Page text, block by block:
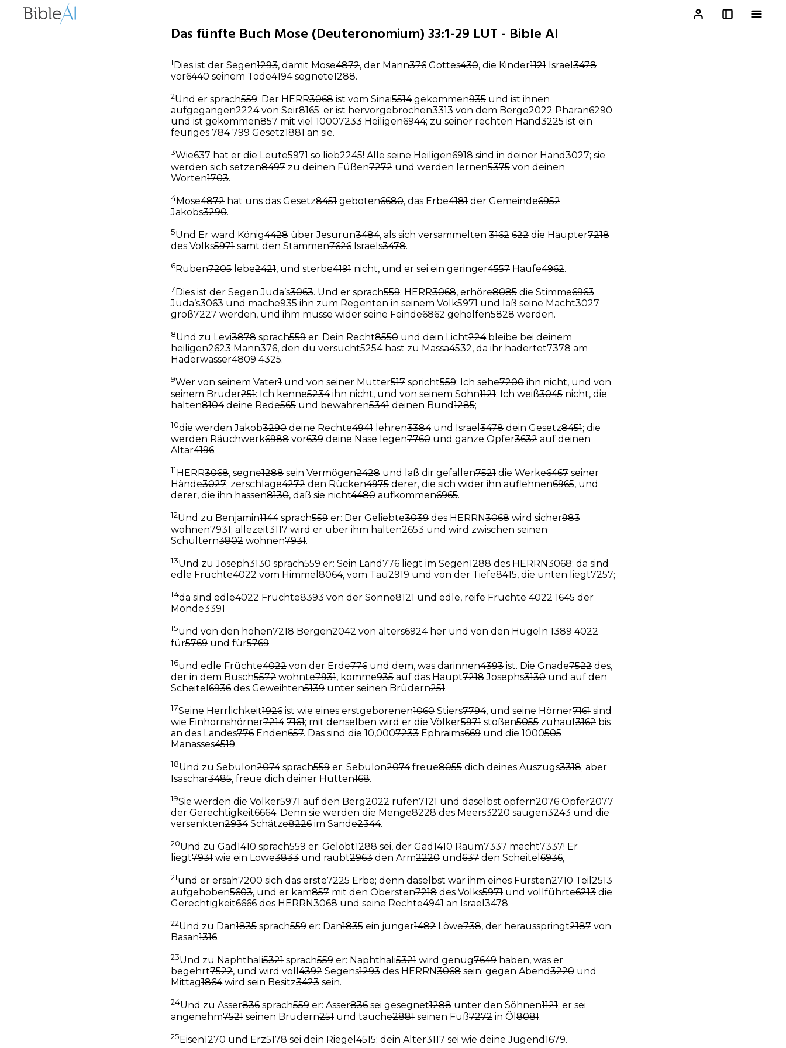
Das fünfte Buch Mose (Deuteronomium) 33:1-29 LUT - Bible AI
1Dies ist der Segen1293, damit Mose4872, der Mann376 Gottes430, die Kinder1121 Israel 3478
vor6440 seinem Tode4194segnete1288.
2Und er sprach559: Der HERR3068 ist vom Sinai5514gekommen935 und ist ihnen
aufgegangen2224von Seir8165; er ist hervorgebrochen3313 von dem Berge2022 Pharan6290
und ist gekommen857 mit viel 10007233 Heiligen6944; zu seiner rechten Hand3225 ist ein
feuriges 784 799 Gesetz1881 an sie.
3Wie637 hat er die Leute5971 so lieb2245! Alle seine Heiligen6918 sind in deiner Hand3027; sie
werden sich setzen8497 zu deinen Füßen7272 und werden lernen5375 von deinen
Worten1703.
4Mose4872 hat uns das Gesetz8451 geboten6680, das Erbe4181 der Gemeinde6952
Jakobs3290.
5Und Er ward König4428 über Jesurun3484, als sich versammelten 3162 622 die Häupter7218
des Volks5971 samt den Stämmen7626 Israels3478.
6Ruben7205 lebe2421, und sterbe4191 nicht, und er sei ein geringer4557 Haufe4962.
7Dies ist der Segen Juda’s3063. Und er sprach559: HERR3068, erhöre8085 die Stimme6963
Juda’s3063 und mache935 ihn zum Regenten in seinem Volk5971 und laß seine Macht3027
groß7227 werden, und ihm müsse wider seine Feinde6862 geholfen5828 werden.
8Und zu Levi3878 sprach559 er: Dein Recht8550 und dein Licht224bleibe bei deinem
heiligen2623 Mann376, den du versucht5254hast zu Massa4532, da ihr hadertet7378 am
Haderwasser4809 4325.
9Wer von seinem Vater1 und von seiner Mutter517 spricht559: Ich sehe7200 ihn nicht, und von
seinem Bruder251: Ich kenne5234ihn nicht, und von seinem Sohn1121: Ich weiß3045 nicht, die
halten8104deine Rede565 und bewahren5341 deinen Bund1285;
10die werden Jakob3290 deine Rechte4941 lehren3384und Israel 3478 dein Gesetz8451; die
werden Räuchwerk6988 vor639 deine Nase legen7760 und ganze Opfer3632 auf deinen
Altar4196.
11 HERR3068, segne1288 sein Vermögen2428 und laß dir gefallen7521 die Werke6467 seiner
Hände3027; zerschlage4272 den Rücken4975 derer, die sich wider ihn auflehnen6965, und
derer, die ihn hassen8130, daß sie nicht4480 aufkommen6965.
12Und zu Benjamin1144sprach559 er: Der Geliebte3039 des HERRN3068 wird sicher983
wohnen7931; allezeit3117 wird er über ihm halten2653 und wird zwischen seinen
Schultern3802 wohnen7931.
13Und zu Joseph3130 sprach559 er: Sein Land776 liegt im Segen1288 des HERRN3068: da sind
edle Früchte4022 vom Himmel 8064, vom Tau2919 und von der Tiefe8415, die unten liegt7257;
14da sind edle4022 Früchte8393 von der Sonne8121 und edle, reife Früchte 4022 1645 der
Monde3391
15und von den hohen7218 Bergen2042 von alters6924her und von den Hügeln 1389 4022
für5769 und für5769
16und edle Früchte4022 von der Erde776 und dem, was darinnen4393 ist. Die Gnade7522 des,
der in dem Busch5572 wohnte7931, komme935 auf das Haupt7218Josephs3130 und auf den
Scheitel 6936 des Geweihten5139 unter seinen Brüdern251.
17Seine Herrlichkeit1926 ist wie eines erstgeborenen1060 Stiers7794, und seine Hörner7161 sind
wie Einhornshörner7214 7161; mit denselben wird er die Völker5971 stoßen5055 zuhauf3162 bis
an des Landes776 Enden657. Das sind die 10,0007233 Ephraims669 und die 1000505
Manasses4519.
18Und zu Sebulon2074sprach559 er: Sebulon2074freue8055 dich deines Auszugs3318; aber
Isaschar3485, freue dich deiner Hütten168.
19Sie werden die Völker5971 auf den Berg2022 rufen7121 und daselbst opfern2076 Opfer2077
der Gerechtigkeit6664. Denn sie werden die Menge8228 des Meers3220 saugen3243 und die
versenkten2934Schätze8226 im Sande2344.
20Und zu Gad1410 sprach559 er: Gelobt1288 sei, der Gad1410 Raum7337 macht7337! Er
liegt7931 wie ein Löwe3833 und raubt2963 den Arm2220 und637 den Scheitel 6936,
21und er ersah7200 sich das erste7225 Erbe; denn daselbst war ihm eines Fürsten2710 Teil 2513
aufgehoben5603, und er kam857 mit den Obersten7218 des Volks5971 und vollführte6213 die
Gerechtigkeit6666 des HERRN3068 und seine Rechte4941 an Israel 3478.
22Und zu Dan1835 sprach559 er: Dan1835 ein junger1482 Löwe738, der herausspringt2187 von
Basan1316.
23Und zu Naphthali5321 sprach559 er: Naphthali5321 wird genug7649 haben, was er
begehrt7522, und wird voll 4392 Segens1293 des HERRN3068 sein; gegen Abend3220 und
Mittag1864wird sein Besitz3423 sein.
24Und zu Asser836 sprach559 er: Asser836 sei gesegnet1288 unter den Söhnen1121; er sei
angenehm7521 seinen Brüdern251 und tauche2881 seinen Fuß7272 in Öl 8081.
25Eisen1270 und Erz5178 sei dein Riegel 4515; dein Alter3117 sei wie deine Jugend1679.